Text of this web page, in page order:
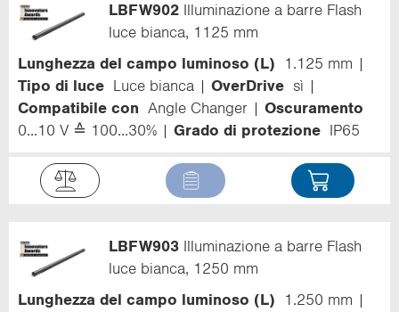
LBFW902 Illuminazione a barre Flash
luce bianca, 1125 mm
Lunghezza del campo luminoso (L)
1.125 mm
Tipo di luce
Luce bianca OverDrive
sì
Compatibile con
Angle Changer
Oscuramento
0...10 V ≙ 100...30%
Grado di protezione IP65
LBFW903 Illuminazione a barre Flash
luce bianca, 1250 mm
Lunghezza del campo luminoso (L)
1.250 mm